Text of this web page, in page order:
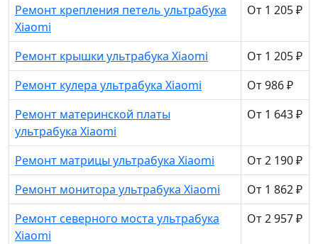
Ремонт крепления петель ультрабука
Xiaomi
От 1 205 ₽
Ремонт крышки ультрабука Xiaomi
От 1 205 ₽
Ремонт кулера ультрабука Xiaomi
От 986 ₽
Ремонт материнской платы
ультрабука Xiaomi
От 1 643 ₽
Ремонт матрицы ультрабука Xiaomi
От 2 190 ₽
Ремонт монитора ультрабука Xiaomi
От 1 862 ₽
Ремонт северного моста ультрабука
Xiaomi
От 2 957 ₽